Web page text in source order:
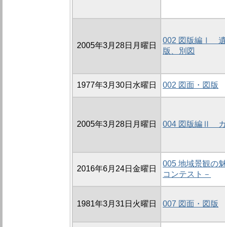
2005年3月28日月曜日
002 図版編Ⅰ 遺
版、別図
1977年3月30日水曜日 002 図面・図版
2005年3月28日月曜日 004 図版編Ⅱ カ
2016年6月24日金曜日
005 地域景観の
コンテスト－
1981年3月31日火曜日 007 図面・図版